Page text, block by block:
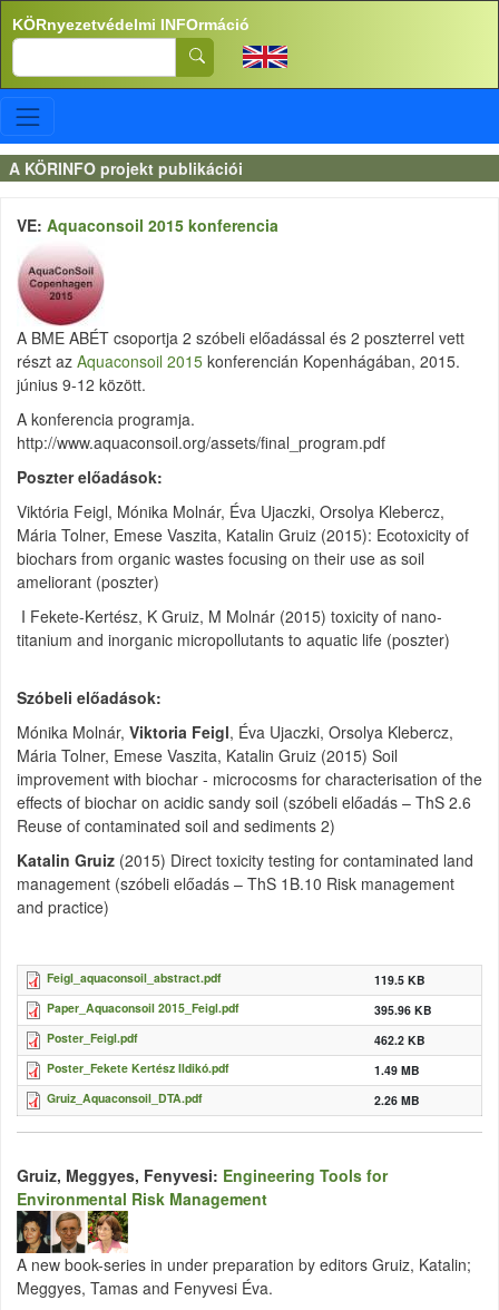
Ugrás a tartalomra
KÖRnyezetvédelmi INFOrmáció
Search
A KÖRINFO projekt publikációi
VE: Aquaconsoil 2015 konferencia
A BME ABÉT csoportja 2 szóbeli előadással és 2 poszterrel vett
részt az Aquaconsoil 2015 konferencián Kopenhágában, 2015.
június 9-12 között.
A konferencia programja.
http://www.aquaconsoil.org/assets/final_program.pdf
Poszter előadások:
Viktória Feigl, Mónika Molnár, Éva Ujaczki, Orsolya Klebercz,
Mária Tolner, Emese Vaszita, Katalin Gruiz (2015): Ecotoxicity of
biochars from organic wastes focusing on their use as soil
ameliorant (poszter)
I Fekete-Kertész, K Gruiz, M Molnár (2015) toxicity of nano-
titanium and inorganic micropollutants to aquatic life (poszter)
Szóbeli előadások:
Mónika Molnár, Viktoria Feigl, Éva Ujaczki, Orsolya Klebercz,
Mária Tolner, Emese Vaszita, Katalin Gruiz (2015) Soil
improvement with biochar - microcosms for characterisation of the
effects of biochar on acidic sandy soil (szóbeli előadás – ThS 2.6
Reuse of contaminated soil and sediments 2)
Katalin Gruiz (2015) Direct toxicity testing for contaminated land
management (szóbeli előadás – ThS 1B.10 Risk management
and practice)
Feigl_aquaconsoil_abstract.pdf
119.5 KB
Paper_Aquaconsoil 2015_Feigl.pdf
395.96 KB
Poster_Feigl.pdf
462.2 KB
Poster_Fekete Kertész Ildikó.pdf
1.49 MB
Gruiz_Aquaconsoil_DTA.pdf
2.26 MB
Gruiz, Meggyes, Fenyvesi: Engineering Tools for
Environmental Risk Management
A new book-series in under preparation by editors Gruiz, Katalin;
Meggyes, Tamas and Fenyvesi Éva.